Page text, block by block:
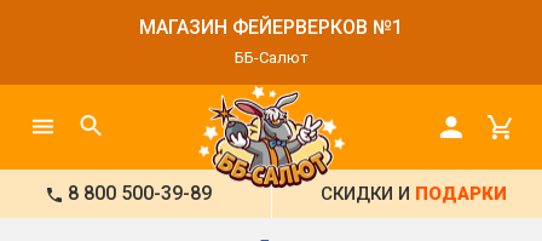
МАГАЗИН ФЕЙЕРВЕРКОВ №1
ББ-Салют
8 800 500-39-89 СКИДКИ И ПОДАРКИ